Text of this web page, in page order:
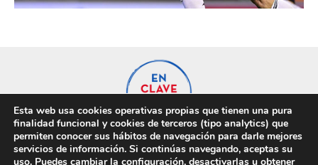
Esta web usa cookies operativas propias que tienen una pura
finalidad funcional y cookies de terceros (tipo analytics) que
permiten conocer sus hábitos de navegación para darle mejores
servicios de información. Si continúas navegando, aceptas su
uso. Puedes cambiar la configuración, desactivarlas u obtener